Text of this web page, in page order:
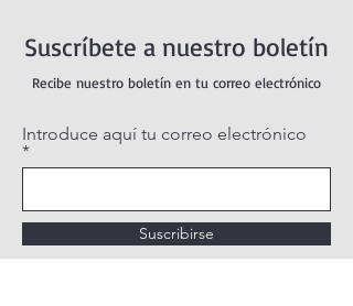
Suscríbete a nuestro boletín
Recibe nuestro boletín en tu correo electrónico
Introduce aquí tu correo electrónico
Suscribirse